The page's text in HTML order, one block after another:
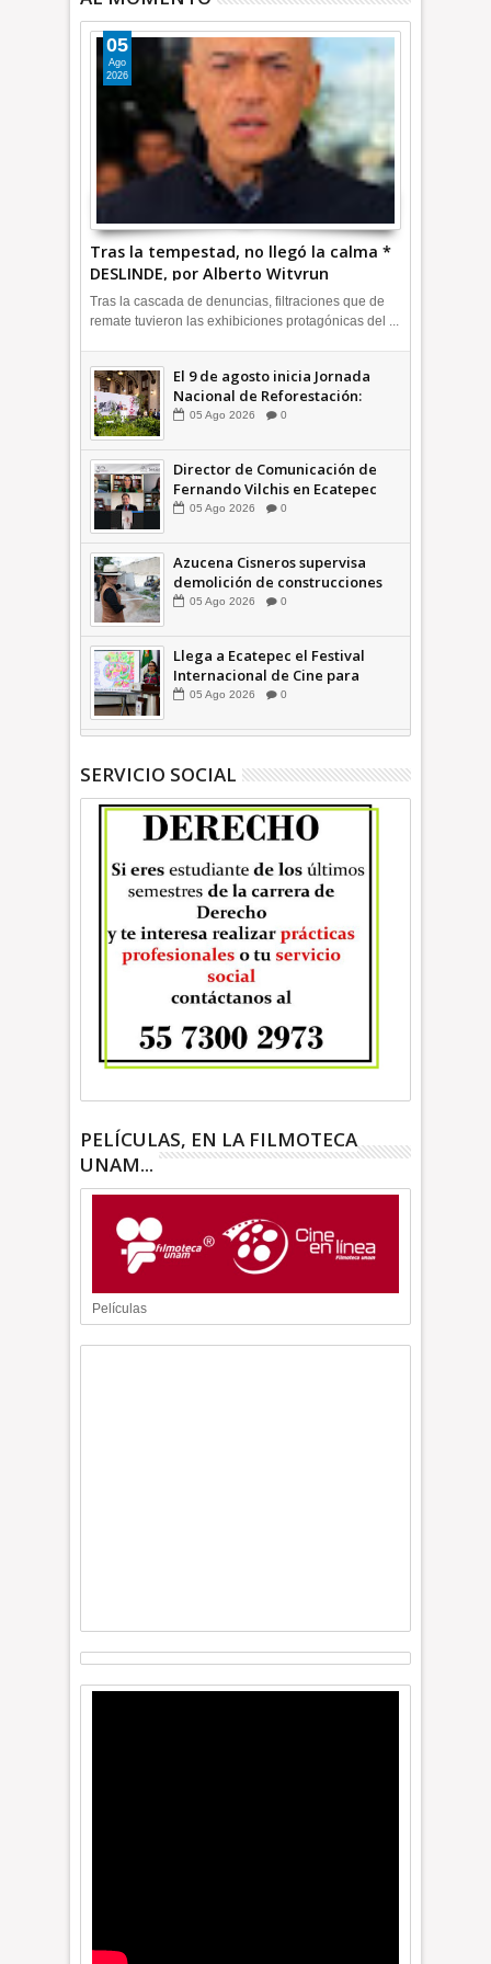
Tras la tempestad, no llegó la calma *
DESLINDE, por Alberto Witvrun
OPINIÓN
05
Ago
2026
Tras la cascada de denuncias, filtraciones que de
remate tuvieron las exhibiciones protagónicas del ...
El 9 de agosto inicia Jornada
Nacional de Reforestación:
presidenta Sheinbaum +Video
05 Ago 2026 0
Director de Comunicación de
Fernando Vilchis en Ecatepec
financió publicaciones en redes
Cisneros: TEEM | INFORMATIVA
05 Ago 2026 0
Azucena Cisneros supervisa
demolición de construcciones
ilegales en zona federal
05 Ago 2026 0
Llega a Ecatepec el Festival
Internacional de Cine para
Niños (… y no tan Niños) +Video
05 Ago 2026 0
SERVICIO SOCIAL
PELÍCULAS, EN LA FILMOTECA
UNAM...
Películas